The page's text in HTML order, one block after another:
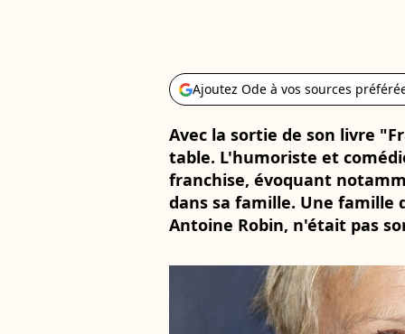
Ajoutez Ode à vos sources
Avec la sortie de son livre
table. L'humoriste et
franchise, évoquant
dans sa famille. Une famille
Antoine Robin, n'était pas